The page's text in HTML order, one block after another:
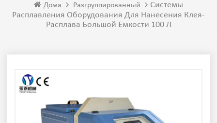
Дома Разгруппированный
Системы
Расплавления Оборудования Для Нанесения Клея-
Расплава Большой Емкости 100 Л